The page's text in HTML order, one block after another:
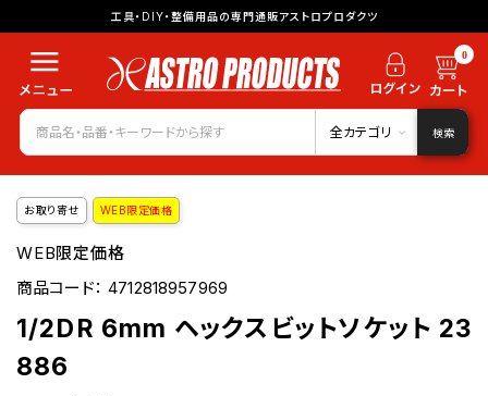
工具・DIY・整備用品の専門通販アストロプロダクツ
0
全カテゴリ 検索
お取り寄せ WEB限定価格
WEB限定価格
商品コード：4712818957969
1/2DR 6mm ヘックスビットソケット 23
886